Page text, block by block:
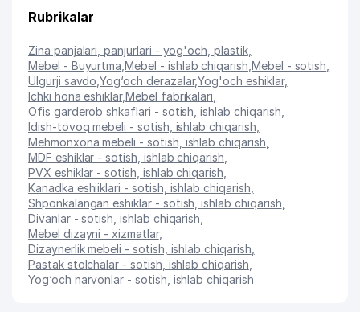
Rubrikalar
Zina panjalari, panjurlari - yog'och, plastik,
Mebel - Buyurtma ,Mebel - ishlab chiqarish Mebel - sotish
Ulgurji savdo ,Yog‘och derazalar,Yog'och eshiklar,
Ichki hona eshiklar,Mebel fabrikalari
Ofis garderob shkaflari - sotish, ishlab chiqarish
Idish-tovoq mebeli - sotish, ishlab chiqarish
Mehmonxona mebeli - sotish, ishlab chiqarish
MDF eshiklar - sotish, ishlab chiqarish
PVX eshiklar - sotish, ishlab chiqarish
Kanadka eshiiklari - sotish, ishlab chiqarish
Shponkalangan eshiklar - sotish, ishlab chiqarish
Divanlar - sotish, ishlab chiqarish
Mebel dizayni - xizmatlar,
Dizaynerlik mebeli - sotish, ishlab chiqarish
Pastak stolchalar - sotish, ishlab chiqarish
Yog‘och narvonlar - sotish, ishlab chiqarish